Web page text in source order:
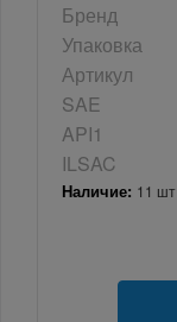
Бренд
Упаковка
Артикул
SAE
API1
ILSAC
Наличие: 11 шт